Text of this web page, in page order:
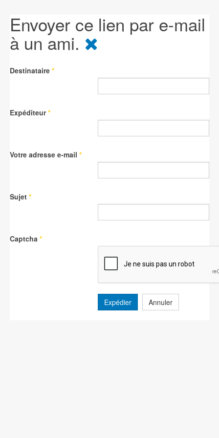
Envoyer ce lien par e-mail
à un ami.
Destinataire *
Expéditeur*
Votre adresse e-mail *
Sujet *
Captcha *
Expédier Annuler